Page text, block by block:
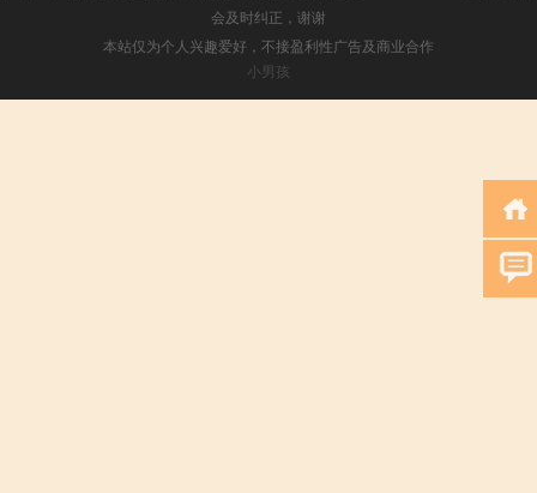
会及时纠正，谢谢
本站仅为个人兴趣爱好，不接盈利性广告及商业合作
小男孩